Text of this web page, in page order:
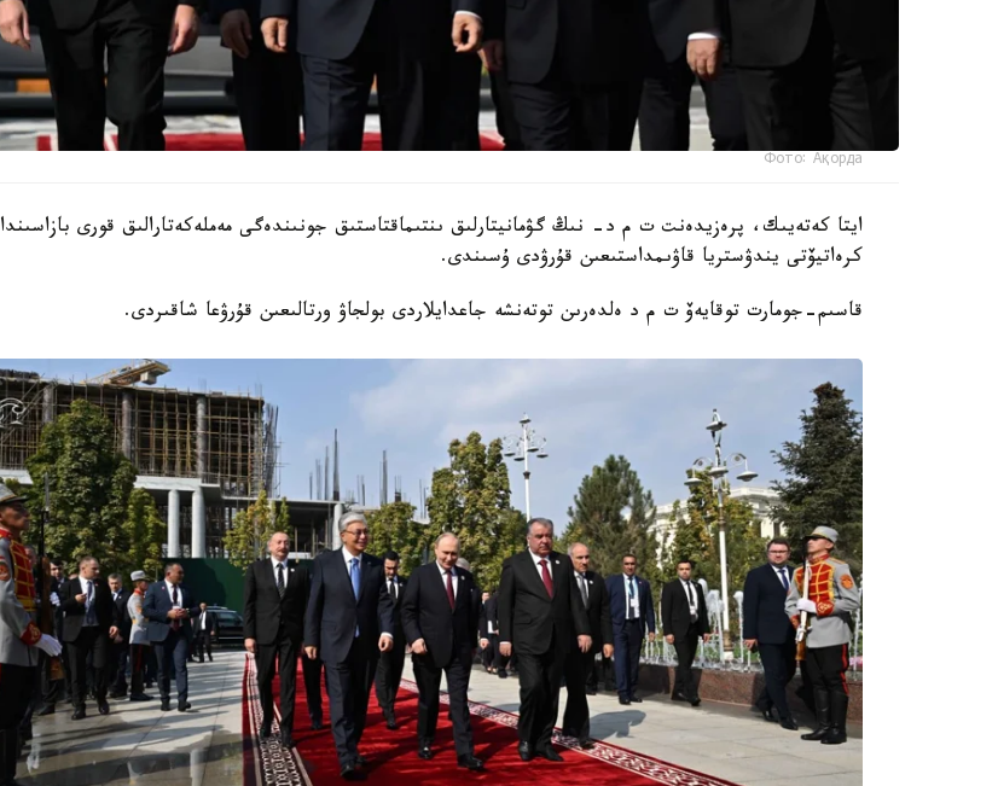
Фото: Ақорда
ايتا كەتەيىك، پرەزيدەنت ت م د- نىڭ گۋمانيتارلىق ىنتىماقتاستىق جونىندەگى مەملەكەتارالىق قورى بازاسىندا
كرەاتيۆتى يندۋستريا قاۋىمداستىعىن قۇرۋدى ۇسىندى.
قاسىم-جومارت توقايەۆ ت م د ەلدەرىن توتەنشە جاعدايلاردى بولجاۋ ورتالىعىن قۇرۋعا شاقىردى.